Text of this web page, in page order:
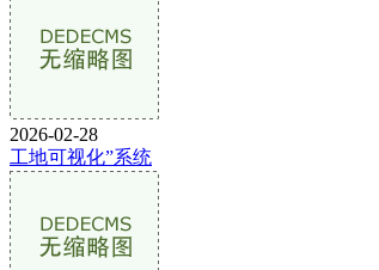
2026-02-28
工地可视化”系统